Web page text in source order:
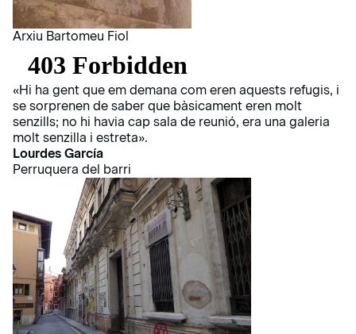
Arxiu Bartomeu Fiol
«Hi ha gent que em demana com eren aquests refugis, i
se sorprenen de saber que bàsicament eren molt
senzills; no hi havia cap sala de reunió, era una galeria
molt senzilla i estreta».
Lourdes García
Perruquera del barri